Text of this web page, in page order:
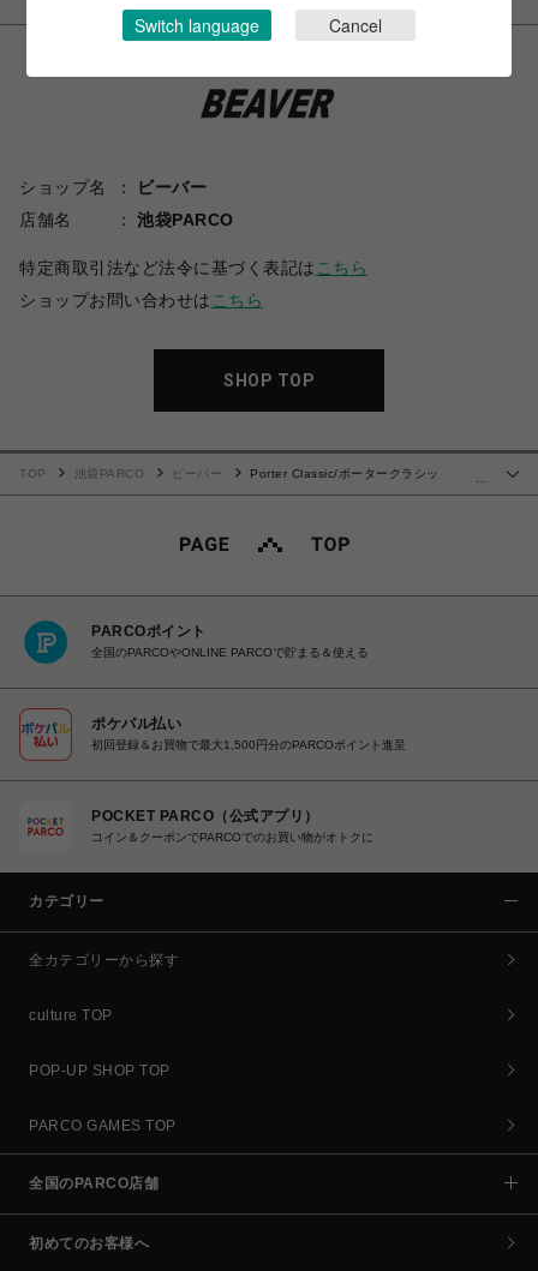
ショップ名
ビーバー
店舗名
池袋PARCO
特定商取引法など法令に基づく表記は こちら
ショップお問い合わせは こちら
SHOP TOP
TOP 池袋PARCO ビーバー
Porter Classic/ポータークラシッ
PARCOポイント
全国のPARCOやONLINE PARCOで貯まる＆使える
ポケパル払い
初回登録＆お買物で最大1,500円分のPARCOポイント進呈
POCKET PARCO（公式アプリ）
コイン＆クーポンでPARCOでのお買い物がオトクに
カテゴリー
全カテゴリーから探す
culture TOP
POP-UP SHOP TOP
PARCO GAMES TOP
全国のPARCO店舗
初めてのお客様へ
Switch language Cancel